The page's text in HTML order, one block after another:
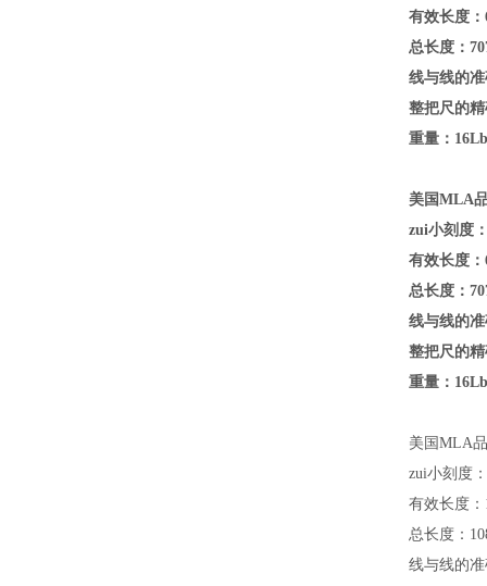
有效长度
总长度：
线与线的
整把尺的
重量：
美国MLA
zui小刻度
有效长度
总长度：
线与线的
整把尺的
重量：
美国MLA
zui小刻度
有效长度：
总长度：
线与线的准